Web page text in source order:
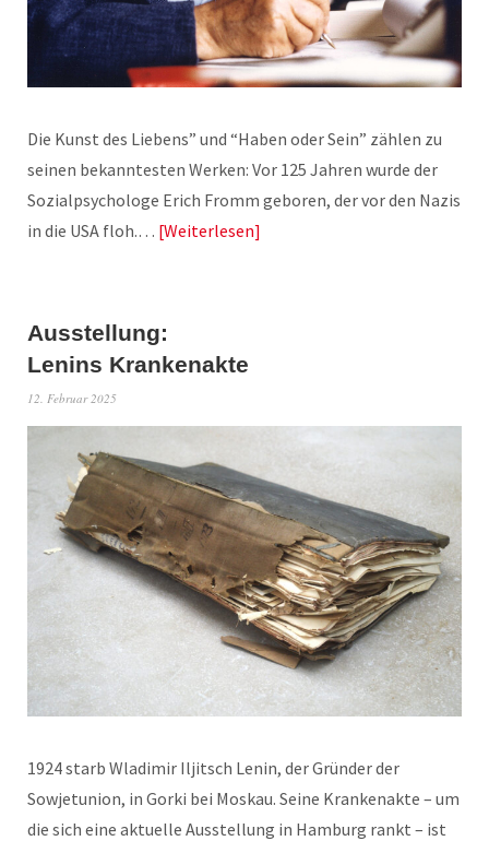
Die Kunst des Liebens” und “Haben oder Sein” zählen zu
seinen bekanntesten Werken: Vor 125 Jahren wurde der
Sozialpsychologe Erich Fromm geboren, der vor den Nazis
in die USA floh.… Weiterlesen
Ausstellung:
Lenins Krankenakte
12. Februar 2025
1924 starb Wladimir Iljitsch Lenin, der Gründer der
Sowjetunion, in Gorki bei Moskau. Seine Krankenakte – um
die sich eine aktuelle Ausstellung in Hamburg rankt – ist